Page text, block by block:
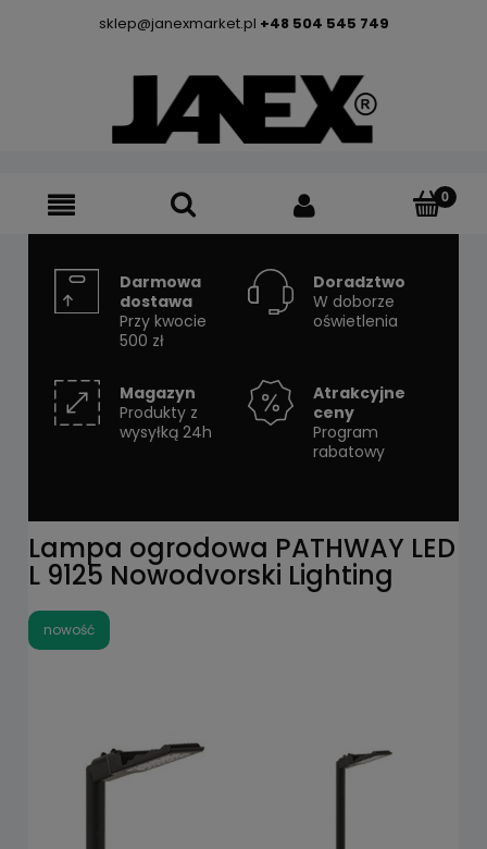
sklep@janexmarket.pl +48 504 545 749
Darmowa
dostawa
Przy kwocie
500 zł
Doradztwo
W doborze
oświetlenia
Magazyn
Produkty z
wysyłką 24h
Atrakcyjne
ceny
Program
rabatowy
Lampa ogrodowa PATHWAY LED
L 9125 Nowodvorski Lighting
nowość